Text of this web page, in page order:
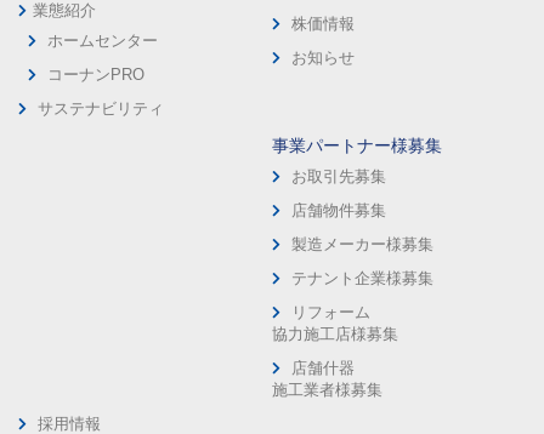
業態紹介
ホームセンター
コーナンPRO
サステナビリティ
株価情報
お知らせ
事業パートナー様募集
お取引先募集
店舗物件募集
製造メーカー様募集
テナント企業様募集
リフォーム
協力施工店様募集
店舗什器
施工業者様募集
採用情報